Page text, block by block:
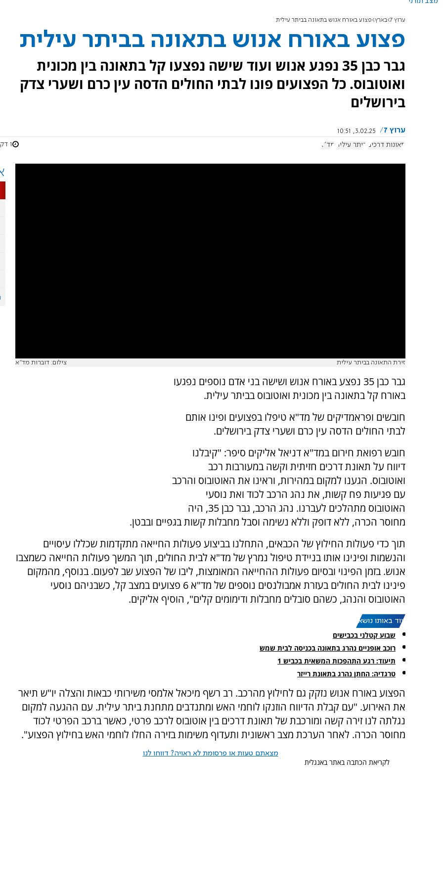
ערוץ 7 בארץ פצוע באורח אנוש בתאונה בביתר עילית
פצוע באורח אנוש בתאונה בביתר עילית
גבר כבן 35 נפגע אנוש ועוד שישה נפצעו קל בתאונה בין מכונית
ואוטובוס. כל הפצועים פונו לבתי החולים הדסה עין כרם ושערי צדק
בירושלים
ערוץ 7
3.02.25, 10:51
תאונות דרכים ביתר עילית מד"א 1 דקות
זירת התאונה בביתר עילית צילום: דוברות מד"א
גבר כבן 35 נפצע באורח אנוש ושישה בני אדם נוספים נפגעו
באורח קל בתאונה בין מכונית ואוטובוס בביתר עילית.
חובשים ופראמדיקים של מד"א טיפלו בפצועים ופינו אותם
לבתי החולים הדסה עין כרם ושערי צדק בירושלים.
חובש רפואת חירום במד"א דניאל אליקים סיפר: "קיבלנו
דיווח על תאונת דרכים חזיתית וקשה במעורבות רכב
ואוטובוס. הגענו למקום במהירות, וראינו את האוטובוס והרכב
עם פגיעות פח קשות, את נהג הרכב לכוד ואת נוסעי
האוטובוס מתהלכים לעברנו. נהג הרכב, גבר כבן 35, היה
מחוסר הכרה, ללא דופק וללא נשימה וסבל מחבלות קשות בגפיים ובבטן.
תוך כדי פעולות החילוץ של הכבאים, התחלנו בביצוע פעולות החייאה מתקדמות שכללו עיסויים
והנשמות ופינינו אותו בניידת טיפול נמרץ של מד"א לבית החולים, תוך המשך פעולות החייאה כשמצבו
אנוש. בזמן הפינוי ובסיום פעולות ההחייאה המאומצות, ליבו של הפצוע שב לפעום. בנוסף, מהמקום
פינינו לבית החולים בעזרת אמבולנסים נוספים של מד"א 6 פצועים במצב קל, כשבניהם נוסעי
האוטובוס והנהג, כשהם סובלים מחבלות ודימומים קלים", הוסיף אליקים.
עוד באותו נושא:
שבוע קטלני בכבישים
רוכב אופניים נהרג בתאונה בכניסה לבית שמש
תיעוד: רגע התהפכות המשאית בכביש 1
טרגדיה: החתן נהרג בתאונת רייזר
הפצוע באורח אנוש נזקק גם לחילוץ מהרכב. רב רשף מיכאל אלמסי משירותי כבאות והצלה יו"ש תיאר
את האירוע. "עם קבלת הדיווח הוזנקו לוחמי האש ומתנדבים מתחנת ביתר עילית. עם ההגעה למקום
נגלתה לנו זירה קשה ומורכבת של תאונת דרכים בין אוטובוס לרכב פרטי, כאשר ברכב הפרטי לכוד
מחוסר הכרה. לאחר הערכת מצב ראשונית ותעדוף משימות בזירה החלו לוחמי האש בחילוץ הפצוע".
מצאתם טעות או פרסומת לא ראויה? דווחו לנו
לקריאת הכתבה באתר באנגלית